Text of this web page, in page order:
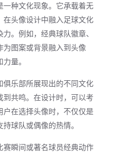
种文化现象。它承载着无
头像设计中融入足球文化
。例如，经典球队徽章、
图案或背景融入到头像
量。
乐部所展现出的不同文化
共鸣。在设计时，可以考
在选择头像时，不仅仅是
球队或偶像的热情。
赛瞬间或著名球员经典动作